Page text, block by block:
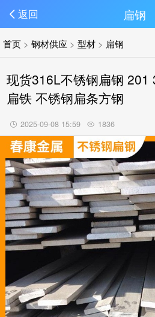
返回 扁钢
首页 >钢材供应 >型材 > 扁钢
现货316L不锈钢扁钢 201
扁铁 不锈钢扁条方钢
2025-09-08 15:59 1836